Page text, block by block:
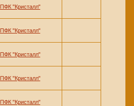
ПФК "Кристалл"
ПФК "Кристалл"
ПФК "Кристалл"
ПФК "Кристалл"
ПФК "Кристалл"